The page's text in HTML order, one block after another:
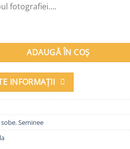
fotografiei….
MENTON onix alb cristal
ADAUGĂ ÎN COȘ
INFORMAȚII
,Seminee